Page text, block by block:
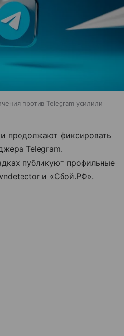
против Telegram усилили
продолжают фиксировать
Telegram.
публикуют профильные
и «Сбой.РФ».